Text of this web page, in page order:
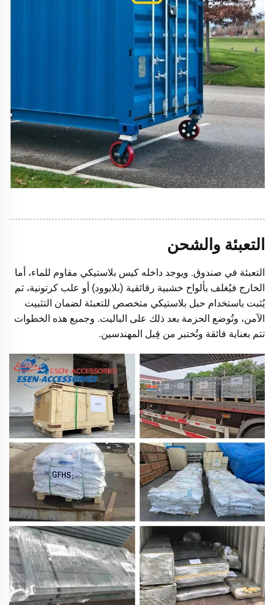
التعبئة والشحن
التعبئة في صندوق. ويوجد داخله كيس بلاستيكي مقاوم للماء، أما
الخارج فيُغلف بألواح خشبية رقائقية (بلايوود) أو علب كرتونية، ثم
يُثبت باستخدام حبل بلاستيكي متخصص للتعبئة لضمان التثبيت
الآمن، وتُوضع الحزمة بعد ذلك على الباليت. وجميع هذه الخطوات
تتم بعناية فائقة وتُختبر من قِبل المهندسين.